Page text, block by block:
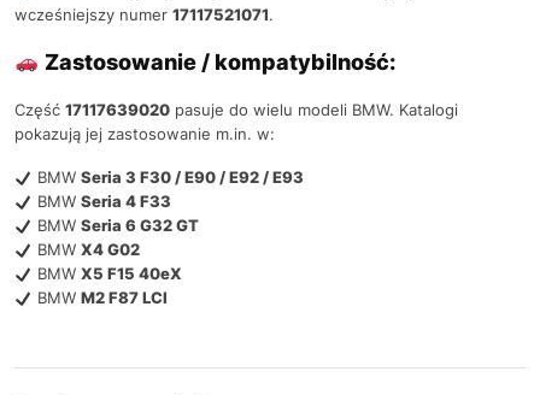
wcześniejszy numer 17117521071.
Zastosowanie / kompatybilność:
Część 17117639020 pasuje do wielu modeli BMW. Katalogi
pokazują jej zastosowanie m.in. w:
BMW Seria 3 F30 / E90 / E92 / E93
BMW Seria 4 F33
BMW Seria 6 G32 GT
BMW X4 G02
BMW X5 F15 40eX
BMW M2 F87 LCI